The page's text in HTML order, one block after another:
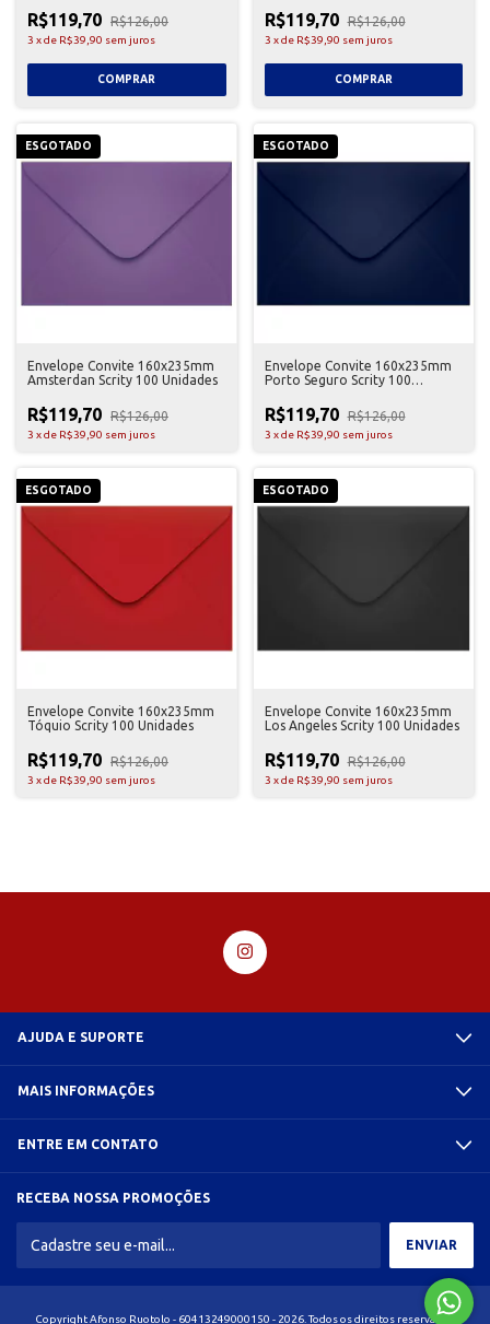
R$119,70 R$126,00
3 xde R$39,90 sem juros
R$119,70 R$126,00
3 xde R$39,90 sem juros
ESGOTADO
Envelope Convite 160x235mm
Amsterdan Scrity 100 Unidades
R$119,70 R$126,00
3 xde R$39,90 sem juros
ESGOTADO
Envelope Convite 160x235mm
Porto Seguro Scrity 100
R$119,70 R$126,00
3 xde R$39,90 sem juros
ESGOTADO
Envelope Convite 160x235mm
Tóquio Scrity 100 Unidades
R$119,70 R$126,00
3 xde R$39,90 sem juros
ESGOTADO
Envelope Convite 160x235mm
Los Angeles Scrity 100 Unidades
R$119,70 R$126,00
3 xde R$39,90 sem juros
AJUDA E SUPORTE
MAIS INFORMAÇÕES
ENTRE EM CONTATO
RECEBA NOSSA PROMOÇÕES
Copyright Afonso Ruotolo - 60413249000150 - 2026. Todos os direitos reservados.